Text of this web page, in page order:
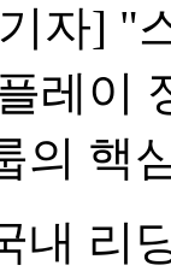
자] "
레이
의 핵
내 리